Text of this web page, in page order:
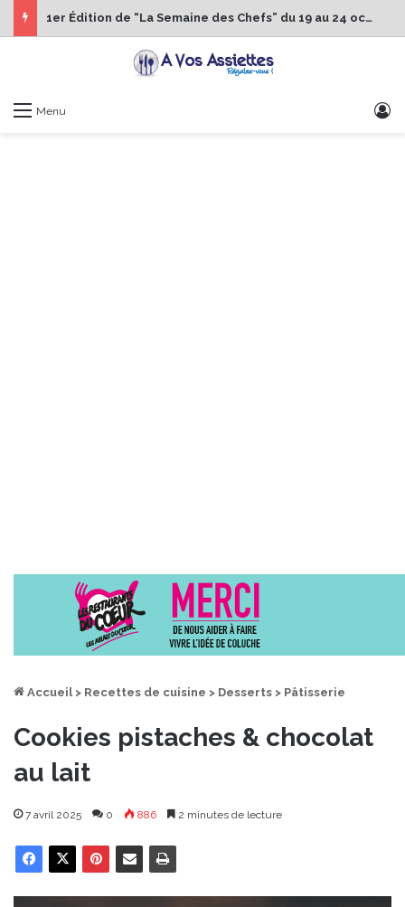
1er Édition de “La Semaine des Chefs” du 19 au 24 octobre 2026
Menu
Accueil > Recettes de cuisine > Desserts > Pâtisserie
Cookies pistaches & chocolat
au lait
7 avril 2025 0 886 2 minutes de lecture